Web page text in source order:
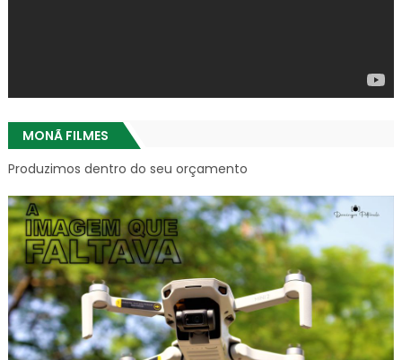
MONÃ FILMES
Produzimos dentro do seu orçamento